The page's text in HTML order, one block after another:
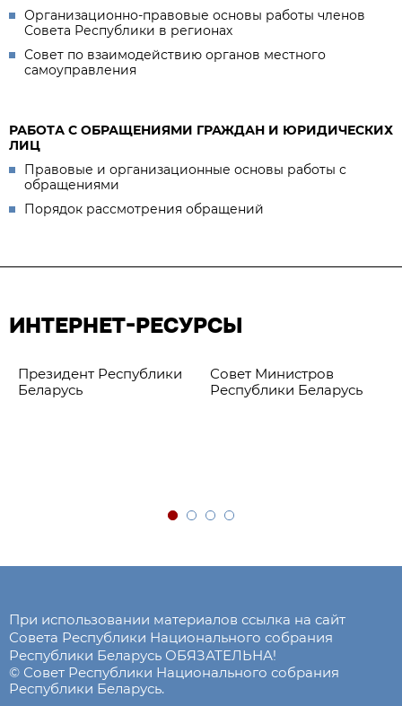
Организационно-правовые основы работы членов
Совета Республики в регионах
Совет по взаимодействию органов местного
самоуправления
РАБОТА С ОБРАЩЕНИЯМИ ГРАЖДАН И ЮРИДИЧЕСКИХ
ЛИЦ
Правовые и организационные основы работы с
обращениями
Порядок рассмотрения обращений
ИНТЕРНЕТ-РЕСУРСЫ
Президент Республики
Беларусь
Совет Министров
Республики Беларусь
При использовании материалов ссылка на сайт
Совета Республики Национального собрания
Республики Беларусь ОБЯЗАТЕЛЬНА!
© Совет Республики Национального собрания
Республики Беларусь.